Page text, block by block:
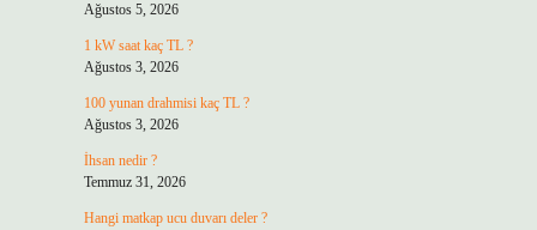
Ağustos 5, 2026
1 kW saat kaç TL ?
Ağustos 3, 2026
100 yunan drahmisi kaç TL ?
Ağustos 3, 2026
İhsan nedir ?
Temmuz 31, 2026
Hangi matkap ucu duvarı deler ?